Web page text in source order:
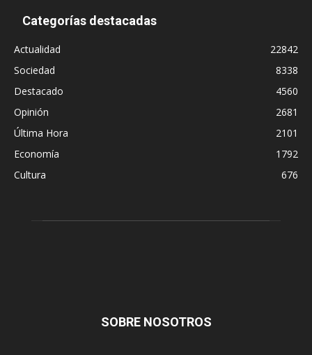
Categorías destacadas
Actualidad
22842
Sociedad
8338
Destacado
4560
Opinión
2681
Última Hora
2101
Economía
1792
Cultura
676
SOBRE NOSOTROS